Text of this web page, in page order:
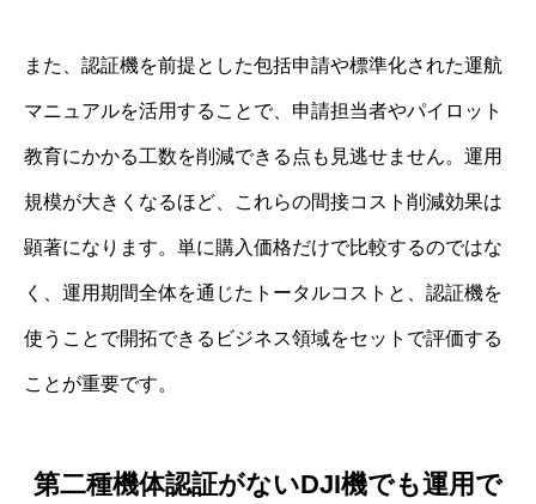
また、認証機を前提とした包括申請や標準化された運航
マニュアルを活用することで、申請担当者やパイロット
教育にかかる工数を削減できる点も見逃せません。運用
規模が大きくなるほど、これらの間接コスト削減効果は
顕著になります。単に購入価格だけで比較するのではな
く、運用期間全体を通じたトータルコストと、認証機を
使うことで開拓できるビジネス領域をセットで評価する
ことが重要です。
第二種機体認証がないDJI機でも運用で